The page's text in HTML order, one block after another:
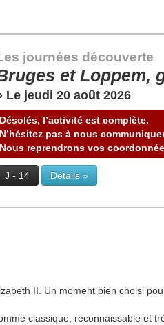
journées découverte
et Loppem,
Le jeudi 20 août 2026
Désolés, l’activité est complète.
N’hésitez pas à nous
Nous reprendrons vos
J - 14 Détails »
II. Un moment bien choisi
classique, reconnaissable et